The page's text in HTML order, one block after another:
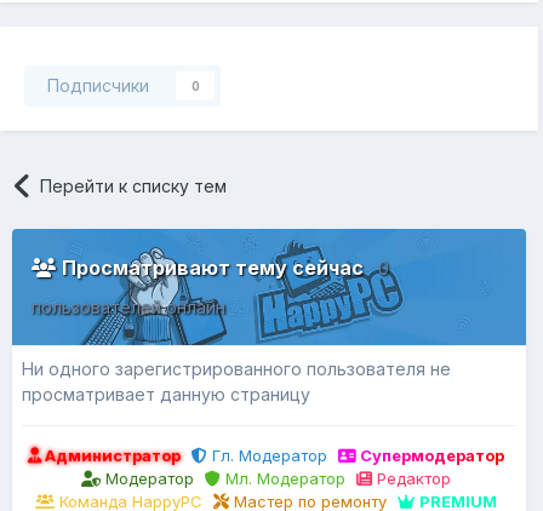
Подписчики 0
Перейти к списку тем
Просматривают тему сейчас0
пользователей онлайн
Ни одного зарегистрированного пользователя не
просматривает данную страницу
Администратор Гл. Модератор
Супермодератор
Модератор
Мл. Модератор
Редактор
Команда HappyPC
Мастер по ремонту
PREMIUM